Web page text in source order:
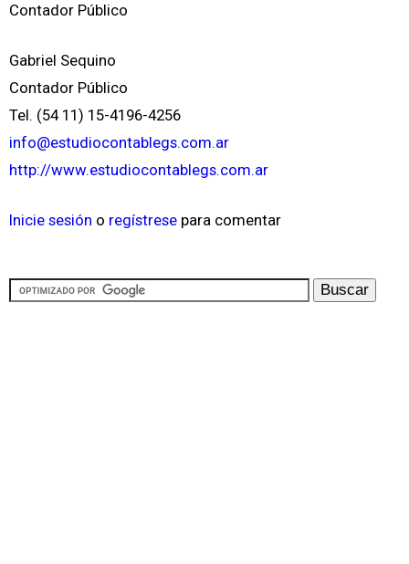
Contador Público
Gabriel Sequino
Contador Público
Tel. (54 11) 15-4196-4256
info@estudiocontablegs.com.ar
http://www.estudiocontablegs.com.ar
Inicie sesión o regístrese para comentar